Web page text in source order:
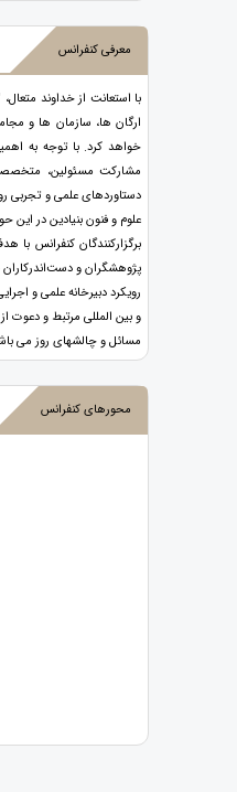
معرفی کنفرانس
با استعانت از خداوند
ارگان ها، سازمان ها و
خواهد کرد. با توجه به
مشارکت مسئولین،
دستاوردهای علمی و تجربی
علوم و فنون بنیادین در این
برگزارکنندگان کنفرانس
پژوهشگران و
رویکرد دبیرخانه علمی و
و بین المللی مرتبط و دعوت
مسائل و چالشهای روز می
محورهای کنفرانس